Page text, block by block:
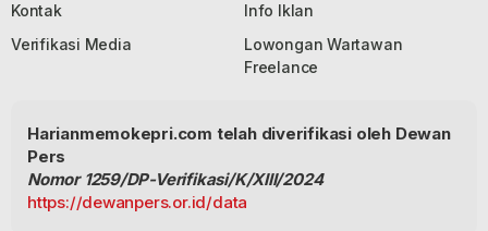
Kontak
Info Iklan
Verifikasi Media
Lowongan Wartawan
Freelance
Harianmemokepri.com telah diverifikasi oleh Dewan
Pers
Nomor 1259/DP-Verifikasi/K/XIII/2024
https://dewanpers.or.id/data